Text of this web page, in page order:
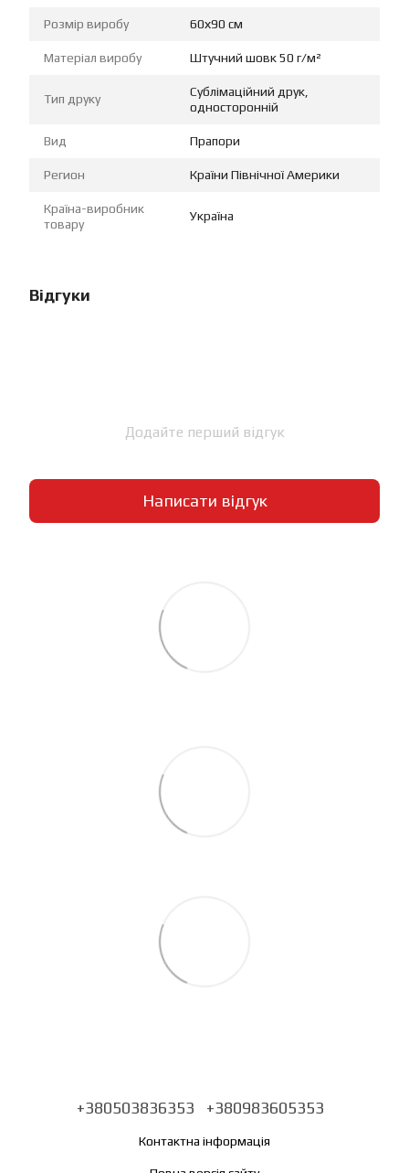
Розмір виробу 60х90 см
Матеріал виробу Штучний шовк 50 г/м²
Тип друку
Сублімаційний друк,
односторонній
Вид Прапори
Регион Країни Північної Америки
Країна-виробник
товару
Україна
Відгуки
Додайте перший відгук
Написати відгук
+380503836353 +380983605353
Контактна інформація